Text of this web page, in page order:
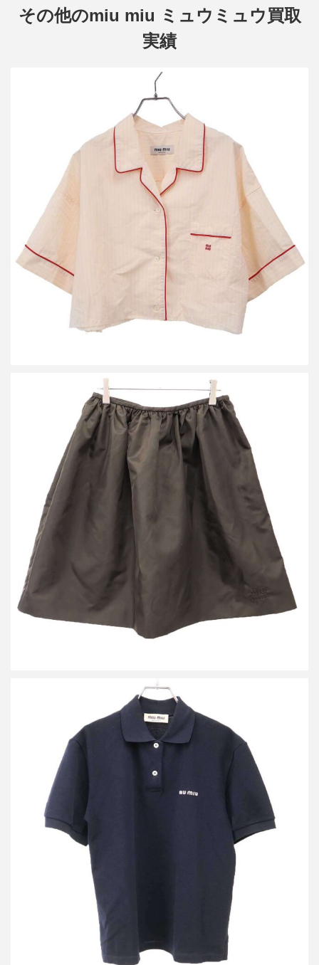
その他のmiu miu ミュウミュウ買取
実績
ミュウミュウ 24SS クロップドワイドパジャマシャツ MK1815
買取金額36,000円
ミュウミュウ 26SS テクニカル ガザール スカート M62425
ミュウミュウ 25SS コットンピケ ポロシャツ MJN535